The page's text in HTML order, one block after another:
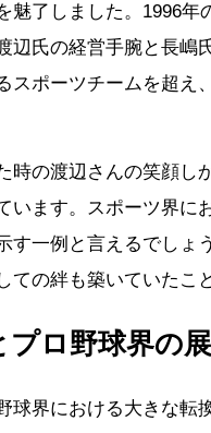
魅了しました。1996
辺氏の経営手腕と長嶋
スポーツチームを超え
時の渡辺さんの笑顔し
います。スポーツ界に
す一例と言えるでし
ての絆も築いていたこ
ロ野球界の
球界における大きな転